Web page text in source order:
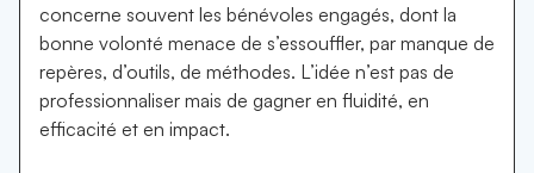
concerne souvent les bénévoles engagés, dont la
bonne volonté menace de s’essouffler, par manque de
repères, d’outils, de méthodes. L’idée n’est pas de
professionnaliser mais de gagner en fluidité, en
efficacité et en impact.